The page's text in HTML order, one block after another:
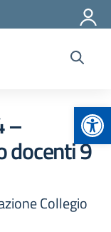
–
docenti 9
Collegio